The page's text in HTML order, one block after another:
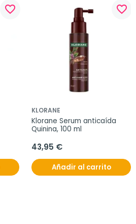
favorite_border favorite_border
KLORANE
Klorane Serum anticaída
Quinina, 100 ml
43,95 €
Añadir al carrito